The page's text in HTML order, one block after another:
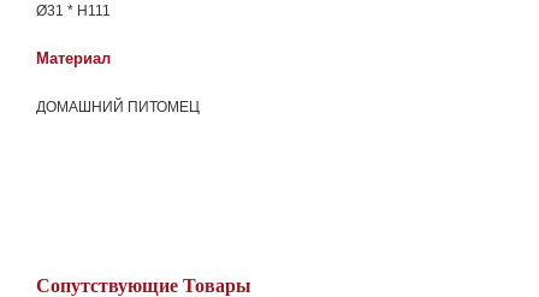
Ø31 * H111
Материал
ДОМАШНИЙ ПИТОМЕЦ
Сопутствующие Товары